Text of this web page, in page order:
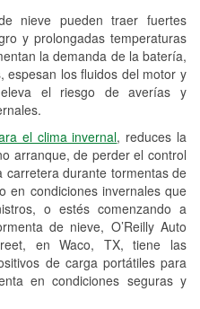
nieve pueden traer fuertes
y prolongadas temperaturas
la demanda de la batería,
espesan los fluidos del motor y
el riesgo de averías y
el clima invernal, reduces la
arranque, de perder el control
durante tormentas de
en condiciones invernales que
o estés comenzando a
de nieve, O’Reilly Auto
en Waco, TX, tiene las
de carga portátiles para
en condiciones seguras y
de
y discos de